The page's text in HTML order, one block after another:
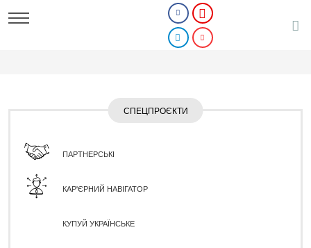
СПЕЦПРОЄКТИ
ПАРТНЕРСЬКІ
КАР'ЄРНИЙ НАВІГАТОР
КУПУЙ УКРАЇНСЬКЕ